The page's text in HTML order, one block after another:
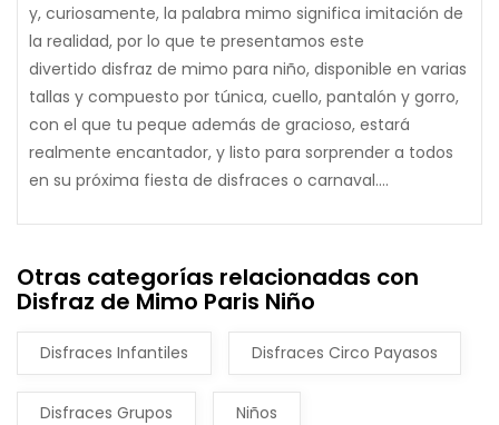
y, curiosamente, la palabra mimo significa imitación de
la realidad, por lo que te presentamos este
divertido disfraz de mimo para niño, disponible en varias
tallas y compuesto por túnica, cuello, pantalón y gorro,
con el que tu peque además de gracioso, estará
realmente encantador, y listo para sorprender a todos
en su próxima fiesta de disfraces o carnaval....
Otras categorías relacionadas con
Disfraz de Mimo Paris Niño
Disfraces Infantiles Disfraces Circo Payasos
Disfraces Grupos Niños